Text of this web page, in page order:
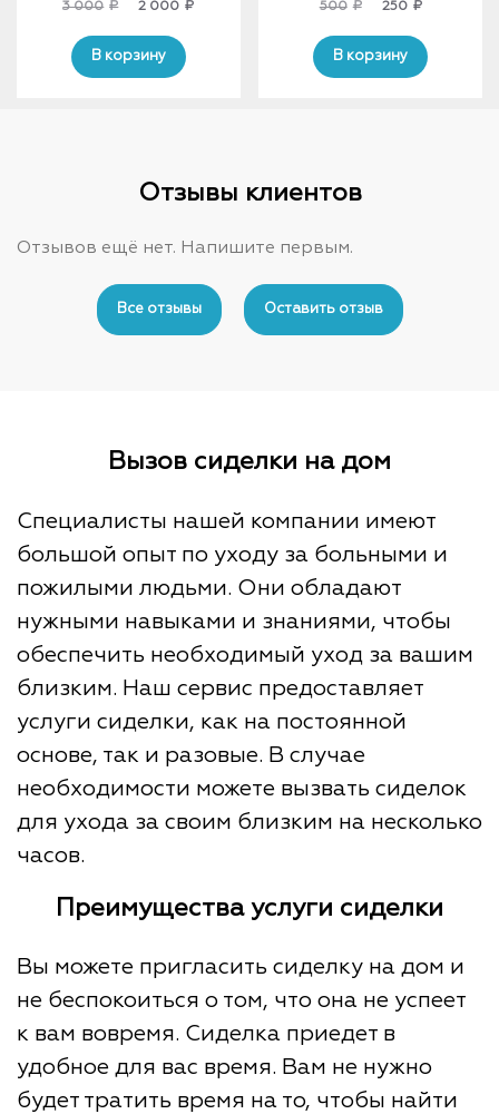
3 000 ₽
Original
was:
3
2 000 ₽Current
В корзину
500 ₽
Original
was:
500₽.
250 ₽Current
is:
В корзину
Отзывы клиентов
Отзывов ещё нет. Напишите первым.
Все отзывы Оставить отзыв
Вызов сиделки на дом
Специалисты нашей компании имеют
большой опыт по уходу за больными и
пожилыми людьми. Они обладают
нужными навыками и знаниями, чтобы
обеспечить необходимый уход за вашим
близким. Наш сервис предоставляет
услуги сиделки, как на постоянной
основе, так и разовые. В случае
необходимости можете вызвать сиделок
для ухода за своим близким на несколько
часов.
Преимущества услуги сиделки
Вы можете пригласить сиделку на дом и
не беспокоиться о том, что она не успеет
к вам вовремя. Сиделка приедет в
удобное для вас время. Вам не нужно
будет тратить время на то, чтобы найти